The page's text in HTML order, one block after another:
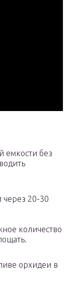
емкости без
20-30
количество
орхидеи в